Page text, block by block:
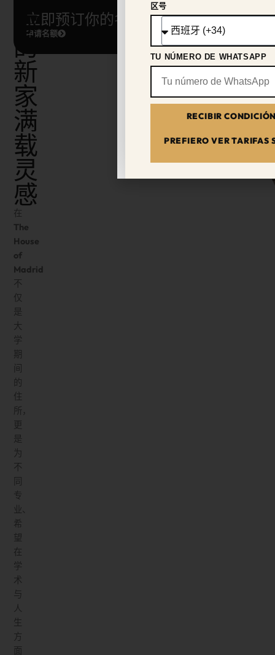
立即预订你的名额！
申请名额
你
的
新
家
满
载
灵
感
在
The
House
of
Madrid
不
仅
是
大
学
期
间
的
住
所，
更
是
为
不
同
专
业、
希
望
在
学
术
与
人
生
方
面
区号
TU NÚMERO DE WHATSAPP
RECIBIR
PREFIERO VER TARIFAS